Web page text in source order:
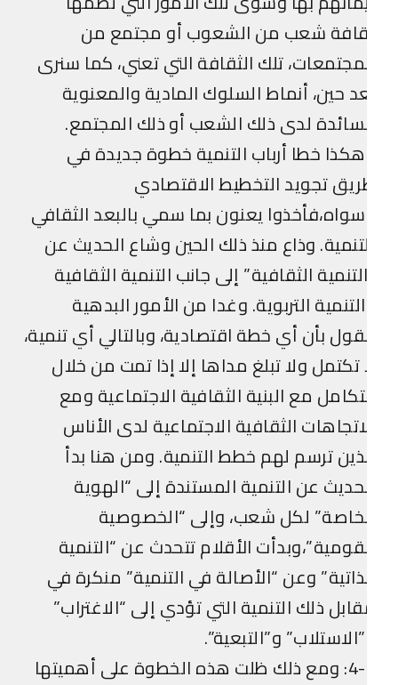
شعب من الشعوب أو مجتمع من
تلك الثقافة التي تعني، كما سنرى
حين، أنماط السلوك المادية والمعنوية
لدى ذلك الشعب أو ذلك المجتمع.
خطا أرباب التنمية خطوة جديدة في
تجويد التخطيط الاقتصادي
يعنون بما سمي بالبعد الثقافي
وذاع منذ ذلك الحين وشاع الحديث عن
الثقافية” إلى جانب التنمية الثقافية
التربوية. وغدا من الأمور البدهية
بأن أي خطة اقتصادية، وبالتالي أي تنمية،
تكتمل ولا تبلغ مداها إلا إذا تمت من خلال
مع البنية الثقافية الاجتماعية ومع
الثقافية الاجتماعية لدى الأناس
ترسم لهم خطط التنمية. ومن هنا بدأ
عن التنمية المستندة إلى “الهوية
لكل شعب، وإلى “الخصوصية
الأقلام تتحدث عن “التنمية
وعن “الأصالة في التنمية” منكرة في
ذلك التنمية التي تؤدي إلى “الاغتراب”
و”التبعية”.
4-1: ومع ذلك ظلت هذه الخطوة على أهميتها